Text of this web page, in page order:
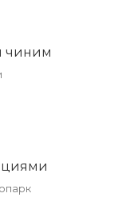
чиним